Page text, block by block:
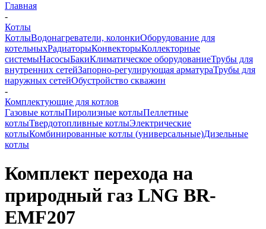
Главная
-
Котлы
КотлыВодонагреватели, колонкиОборудование для
котельныхРадиаторыКонвекторыКоллекторные
системыНасосыБакиКлиматическое оборудованиеТрубы для
внутренних сетейЗапорно-регулирующая арматураТрубы для
наружных сетейОбустройство скважин
-
Комплектующие для котлов
Газовые котлыПиролизные котлыПеллетные
котлыТвердотопливные котлыЭлектрические
котлыКомбинированные котлы (универсальные)Дизельные
котлы
Комплект перехода на
природный газ LNG BR-
EMF207